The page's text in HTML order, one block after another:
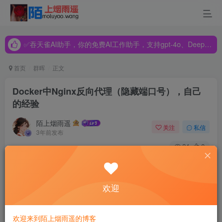
✅吞天雀AI助手，你的免费AI工作助手，支持gpt-4o、DeepSeek、Claude🔥🔥🔥🔥
✅吞天雀AI助手，你的免费AI工作助手，支持gpt-4o、DeepSeek、Claude🔥🔥🔥🔥
首页 群晖 正文
Docker中Nginx反向代理（隐藏端口号），自己
的经验
陌上烟雨遥
3年前发布
关注 私信
34 0
欢迎
欢迎来到陌上烟雨遥的博客